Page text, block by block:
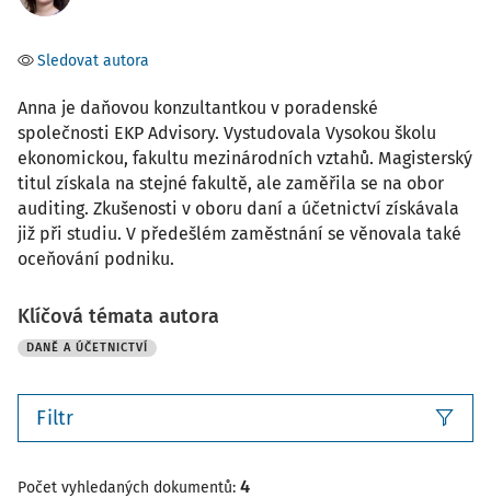
Sledovat autora
Anna je daňovou konzultantkou v poradenské
společnosti EKP Advisory. Vystudovala Vysokou školu
ekonomickou, fakultu mezinárodních vztahů. Magisterský
titul získala na stejné fakultě, ale zaměřila se na obor
auditing. Zkušenosti v oboru daní a účetnictví získávala
již při studiu. V předešlém zaměstnání se věnovala také
oceňování podniku.
Klíčová témata autora
DANĚ A ÚČETNICTVÍ
Filtr
Počet vyhledaných dokumentů: 4